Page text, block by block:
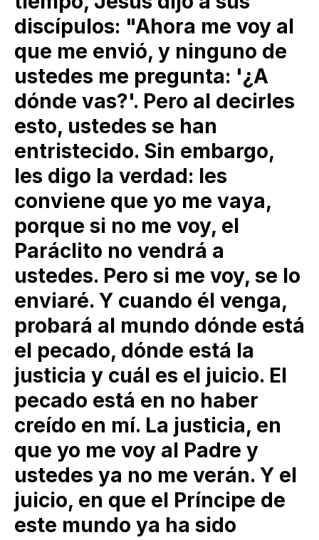
discípulos: "Ahora me voy al
que me envió, y ninguno de
ustedes me pregunta: '¿A
dónde vas?'. Pero al decirles
esto, ustedes se han
entristecido. Sin embargo,
les digo la verdad: les
conviene que yo me vaya,
porque si no me voy, el
Paráclito no vendrá a
ustedes. Pero si me voy, se lo
enviaré. Y cuando él venga,
probará al mundo dónde está
el pecado, dónde está la
justicia y cuál es el juicio. El
pecado está en no haber
creído en mí. La justicia, en
que yo me voy al Padre y
ustedes ya no me verán. Y el
juicio, en que el Príncipe de
este mundo ya ha sido